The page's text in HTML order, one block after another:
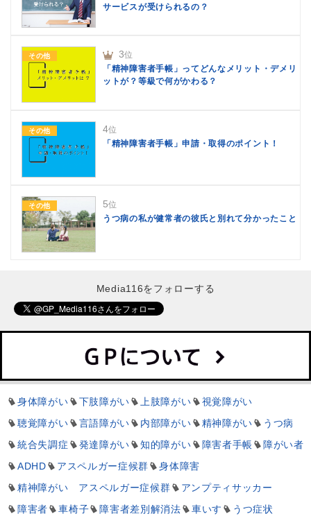
サービスが受けられるの？
その他 3位
「精神障害者手帳」ってどんなメリット・デメリ
ットが？等級で何がかわる？
その他 4位
「精神障害者手帳」申請・取得のポイント！
その他 5位
うつ病の私が健常者の彼氏と別れて分かったこと
Media116をフォローする
身体障がい 下肢障がい 上肢障がい
視覚障がい
聴覚障がい
言語障がい 内部障がい 精神障がい
うつ病
統合失調症
発達障がい 知的障がい 障害者手帳
障がい者
ADHD
アスペルガー症候群
身体障害
精神障がい アスペルガー症候群
アンプティサッカー
障害者
車椅子 障害者差別解消法 車いす
うつ症状